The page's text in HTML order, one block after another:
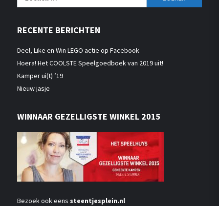
RECENTE BERICHTEN
Deel, Like en Win LEGO actie op Facebook
Hoera! Het COOLSTE Speelgoedboek van 2019 uit!
Kamper ui(t) ’19
Nieuw jasje
WINNAAR GEZELLIGSTE WINKEL 2015
Bezoek ook eens steentjesplein.nl